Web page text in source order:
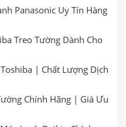
Panasonic Uy Tín Hàng
Treo Tường Dành Cho
| Chất Lượng Dịch
Chính Hãng | Giá Ưu